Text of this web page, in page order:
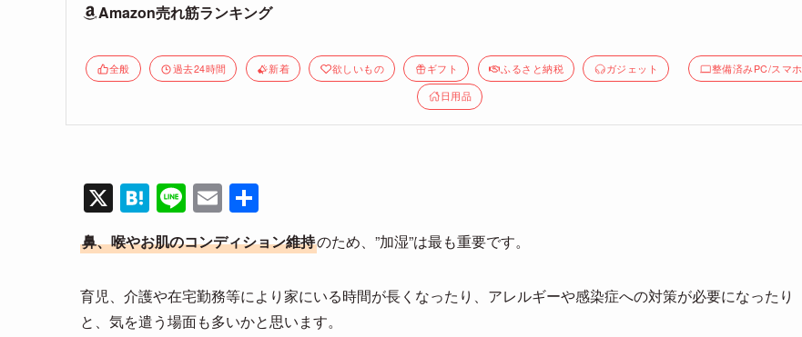
Amazon売れ筋ランキング
全般 過去24時間 新着 欲しいもの ギフト ふるさと納税 ガジェット 整備済みPC/スマホ
日用品
X H
at
e
n
a
Li
n
e
E
m
ail
有
鼻、喉やお肌のコンディション維持のため、”加湿”は最も重要です。
育児、介護や在宅勤務等により家にいる時間が長くなったり、アレルギーや感染症への対策が必要になったり
と、気を遣う場面も多いかと思います。